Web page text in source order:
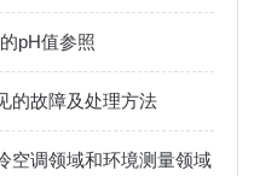
pH值参照
的故障及处理方法
调领域和环境测量领域